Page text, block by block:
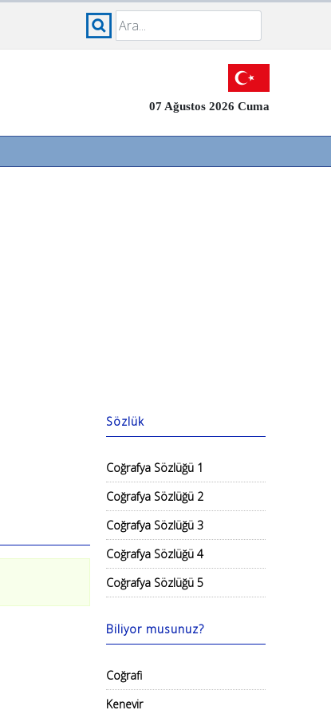
07 Ağustos 2026 Cuma
Sözlük
Coğrafya Sözlüğü 1
Coğrafya Sözlüğü 2
Coğrafya Sözlüğü 3
Coğrafya Sözlüğü 4
Coğrafya Sözlüğü 5
Biliyor musunuz?
Coğrafi
Kenevir